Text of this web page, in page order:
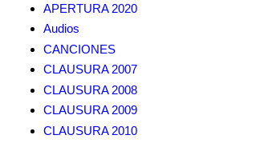
APERTURA 2020
Audios
CANCIONES
CLAUSURA 2007
CLAUSURA 2008
CLAUSURA 2009
CLAUSURA 2010